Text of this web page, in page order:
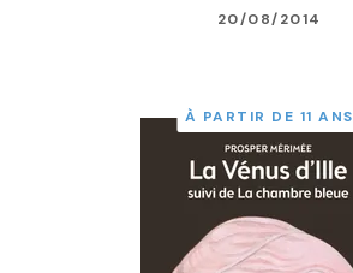
20/08/2014
À PARTIR DE 11 ANS